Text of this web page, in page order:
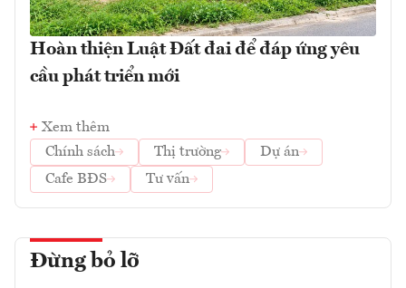
Hoàn thiện Luật Đất đai để đáp ứng yêu
cầu phát triển mới
Xem thêm
Chính sách
Thị trường
Dự án
Cafe BĐS
Tư vấn
Đừng bỏ lỡ